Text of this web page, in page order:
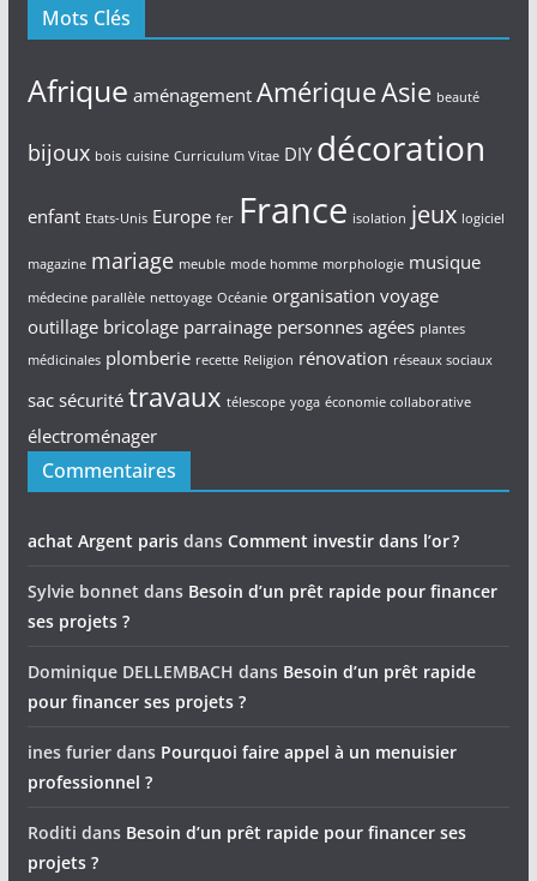
Mots Clés
Afrique aménagement AmériqueAsie beauté
bijoux bois cuisine Curriculum Vitae DIY décoration
enfant Etats-Unis Europe fer France isolation jeux logiciel
magazine mariage meuble mode homme morphologie musique
médecine parallèle nettoyage Océanie organisation voyage
outillage bricolage parrainage personnes agées plantes
médicinales plomberie recette Religion rénovation réseaux sociaux
sac sécurité travaux télescope yoga économie collaborative
électroménager
Commentaires
achat Argent parisdans Comment investir dans l’or ?
Sylvie bonnet dans Besoin d’un prêt rapide pour financer
ses projets ?
Dominique DELLEMBACH dans Besoin d’un prêt rapide
pour financer ses projets ?
ines furierdans Pourquoi faire appel à un menuisier
professionnel ?
Roditi dans Besoin d’un prêt rapide pour financer ses
projets ?